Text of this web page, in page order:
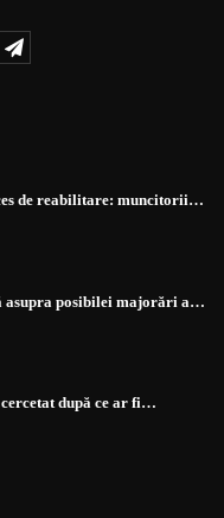
de reabilitare: muncitorii…
asupra posibilei majorări a…
după ce ar fi…